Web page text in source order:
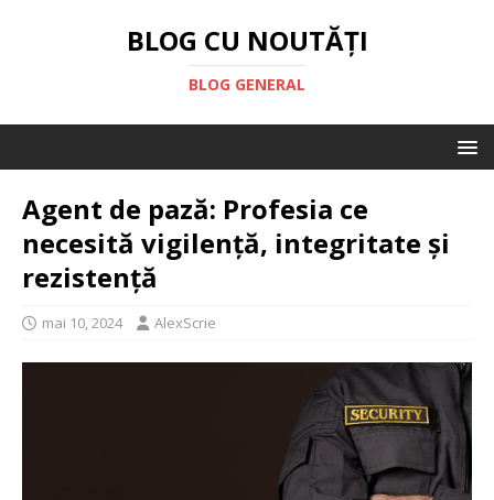
BLOG CU NOUTĂȚI
BLOG GENERAL
Agent de pază: Profesia ce
necesită vigilență, integritate și
rezistență
mai 10, 2024 AlexScrie